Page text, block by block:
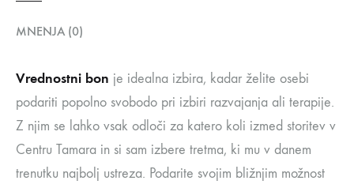
MNENJA (0)
Vrednostni bon je idealna izbira, kadar želite osebi
podariti popolno svobodo pri izbiri razvajanja ali terapije.
Z njim se lahko vsak odloči za katero koli izmed storitev v
Centru Tamara in si sam izbere tretma, ki mu v danem
trenutku najbolj ustreza. Podarite svojim bližnjim možnost